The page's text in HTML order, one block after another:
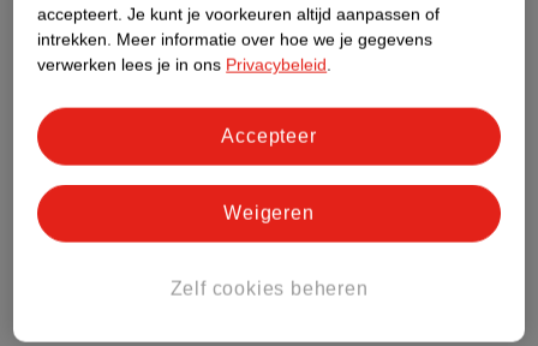
Bestel & Bezorginformatie
Bekijk ook
Hoe controleren wij de reviews?
accepteert. Je kunt je voorkeuren altijd aanpassen of
intrekken. Meer informatie over hoe we je gegevens
verwerken lees je in ons Privacybeleid.
Zelf cookies beheren
Weigeren
Accepteer